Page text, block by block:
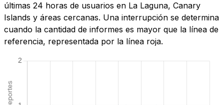
últimas 24 horas de usuarios en La Laguna, Canary
Islands y áreas cercanas. Una interrupción se determina
cuando la cantidad de informes es mayor que la línea de
referencia, representada por la línea roja.